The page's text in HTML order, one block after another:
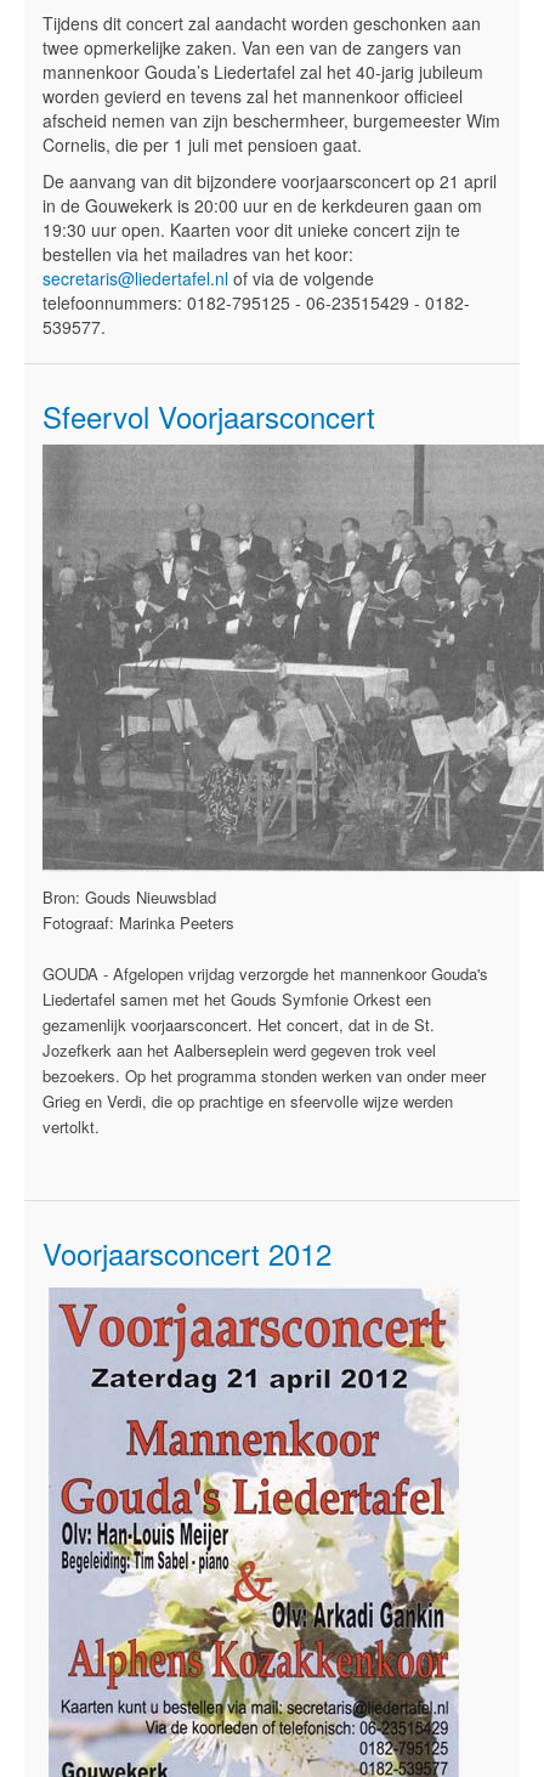
Tijdens dit concert zal aandacht worden geschonken aan
twee opmerkelijke zaken. Van een van de zangers van
mannenkoor Gouda’s Liedertafel zal het 40-jarig jubileum
worden gevierd en tevens zal het mannenkoor officieel
afscheid nemen van zijn beschermheer, burgemeester Wim
Cornelis, die per 1 juli met pensioen gaat.
De aanvang van dit bijzondere voorjaarsconcert op 21 april
in de Gouwekerk is 20:00 uur en de kerkdeuren gaan om
19:30 uur open. Kaarten voor dit unieke concert zijn te
bestellen via het mailadres van het koor:
secretaris@liedertafel.nl of via de volgende
telefoonnummers: 0182-795125 - 06-23515429 - 0182-
539577.
Sfeervol Voorjaarsconcert
Bron: Gouds Nieuwsblad
Fotograaf: Marinka Peeters
GOUDA - Afgelopen vrijdag verzorgde het mannenkoor Gouda's
Liedertafel samen met het Gouds Symfonie Orkest een
gezamenlijk voorjaarsconcert. Het concert, dat in de St.
Jozefkerk aan het Aalberseplein werd gegeven trok veel
bezoekers. Op het programma stonden werken van onder meer
Grieg en Verdi, die op prachtige en sfeervolle wijze werden
vertolkt.
Voorjaarsconcert 2012